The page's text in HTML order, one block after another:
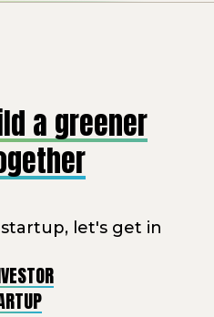
a greener
let's get in